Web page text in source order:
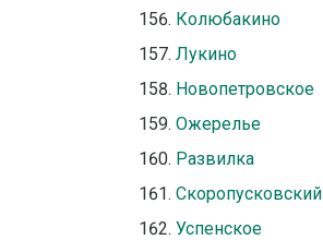
Колюбакино
Лукино
Новопетровское
Ожерелье
Развилка
Скоропусковский
Успенское